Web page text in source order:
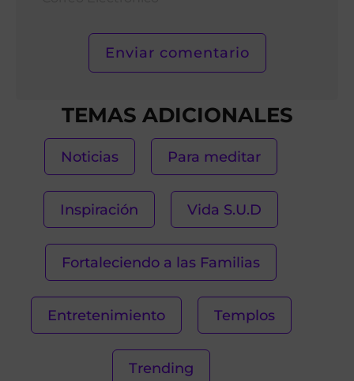
TEMAS ADICIONALES
Noticias Para meditar
Inspiración Vida S.U.D
Fortaleciendo a las Familias
Entretenimiento Templos
Trending